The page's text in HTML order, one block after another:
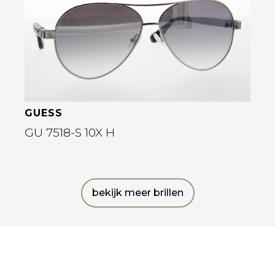
GUESS
GU 7518-S 10X H
bekijk meer brillen